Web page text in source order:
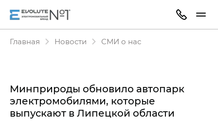
Главная Новости СМИ о нас
Минприроды обновило автопарк
электромобилями, которые
выпускают в Липецкой области